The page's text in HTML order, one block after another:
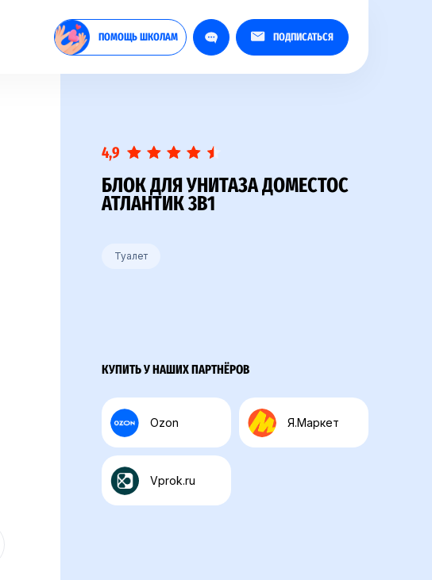
ПОМОЩЬ ШКОЛАМ ПОДПИСАТЬСЯ
4,9
БЛОК ДЛЯ УНИТАЗА ДОМЕСТОС
АТЛАНТИК 3В1
Туалет
КУПИТЬ У НАШИХ ПАРТНЁРОВ
Ozon Я.Маркет
Vprok.ru